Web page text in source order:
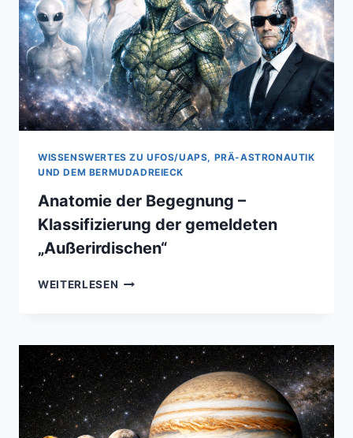
WELTWEIT
WISSENSWERTES ZU UFOS/UAPS, PRÄ-ASTRONAUTIK
UND DEM BERMUDADREIECK
Anatomie der Begegnung –
Klassifizierung der gemeldeten
„Außerirdischen“
WEITERLESEN ANATOMIE
KLASSIFIZIERUNG
DER
GEMELDETEN
„AUSSERIRDISCHEN“